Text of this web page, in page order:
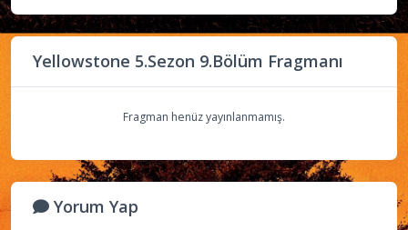
Yellowstone 5.Sezon 9.Bölüm Fragmanı
Fragman henüz yayınlanmamış.
Yorum Yap